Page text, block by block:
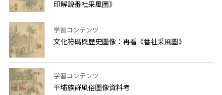
印解說番社采風圖》
学習コンテンツ
文化符碼與歷史圖像：再看《番社采風圖》
学習コンテンツ
平埔族群風俗圖像資料考